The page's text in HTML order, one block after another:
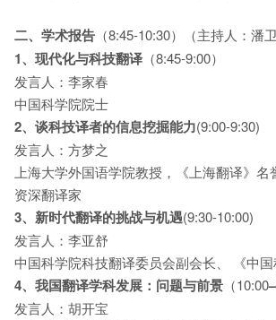
二、学术报告 （8:45-10:30）（主持人：潘卫
1、现代化与科技翻译 （8:45-9:00）
发言人：李家春
中国科学院院士
2、谈科技译者的信息挖掘能力(9:00-9:30)
发言人：方梦之
上海大学外国语学院教授，《上海翻译》名
资深翻译家
3、新时代翻译的挑战与机遇(9:30-10:00)
发言人：李亚舒
中国科学院科技翻译委员会副会长、 《中
4、我国翻译学科发展：问题与前景 （10:00–
发言人：胡开宝